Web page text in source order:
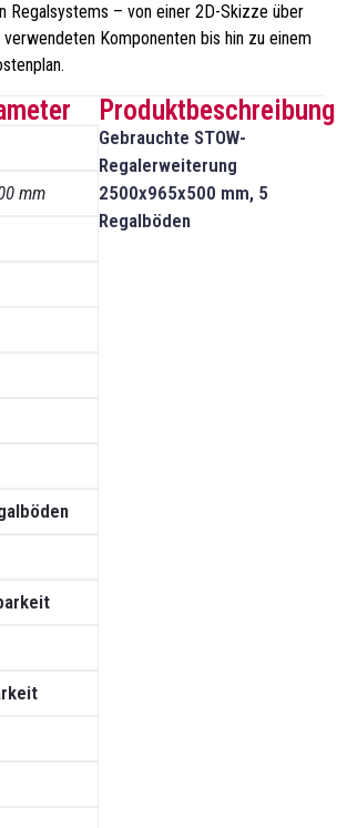
Regalsystems – von einer 2D-Skizze über
Komponenten bis hin zu einem
mm
Produktbeschreibung
Gebrauchte STOW-
Regalerweiterung
2500x965x500 mm, 5
Regalböden